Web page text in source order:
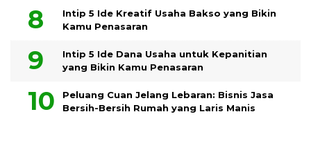
Intip 5 Ide Kreatif Usaha Bakso yang Bikin
Kamu Penasaran
Intip 5 Ide Dana Usaha untuk Kepanitian
yang Bikin Kamu Penasaran
Peluang Cuan Jelang Lebaran: Bisnis Jasa
Bersih-Bersih Rumah yang Laris Manis